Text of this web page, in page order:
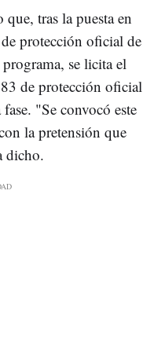
tras la puesta en
protección oficial de
se licita el
de protección oficial
"Se convocó este
la pretensión que
dicho.